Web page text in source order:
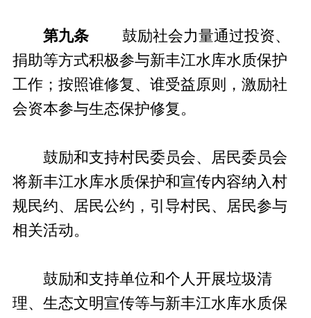
第九条 鼓励社会力量通过投资、
捐助等方式积极参与新丰江水库水质保护
工作；按照谁修复、谁受益原则，激励社
会资本参与生态保护修复。
鼓励和支持村民委员会、居民委员会
将新丰江水库水质保护和宣传内容纳入村
规民约、居民公约，引导村民、居民参与
相关活动。
鼓励和支持单位和个人开展垃圾清
理、生态文明宣传等与新丰江水库水质保